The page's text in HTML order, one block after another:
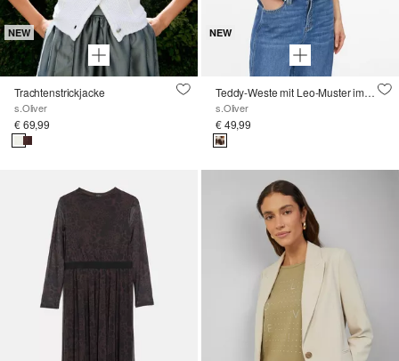
NEW
Trachtenstrickjacke
s.Oliver
€ 69,99
NEW
Teddy-Weste mit Leo-Muster im Relaxed Fit
s.Oliver
€ 49,99